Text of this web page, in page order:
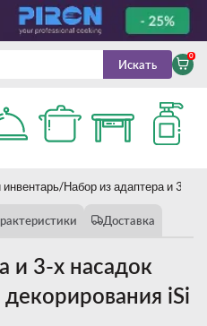
Искать
0
Набор из адаптера и 3-х
Доставка
и 3-х насадок
iSi